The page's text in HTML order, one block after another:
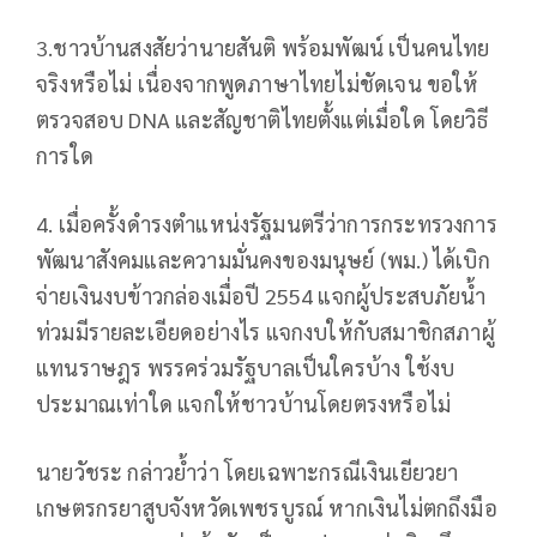
3.ชาวบ้านสงสัยว่านายสันติ พร้อมพัฒน์ เป็นคนไทย
จริงหรือไม่ เนื่องจากพูดภาษาไทยไม่ชัดเจน ขอให้
ตรวจสอบ DNA และสัญชาติไทยตั้งแต่เมื่อใด โดยวิธี
การใด
4. เมื่อครั้งดำรงตำแหน่งรัฐมนตรีว่าการกระทรวงการ
พัฒนาสังคมและความมั่นคงของมนุษย์ (พม.) ได้เบิก
จ่ายเงินงบข้าวกล่องเมื่อปี 2554 แจกผู้ประสบภัยน้ำ
ท่วมมีรายละเอียดอย่างไร แจกงบให้กับสมาชิกสภาผู้
แทนราษฎร พรรคร่วมรัฐบาลเป็นใครบ้าง ใช้งบ
ประมาณเท่าใด แจกให้ชาวบ้านโดยตรงหรือไม่
นายวัชระ กล่าวย้ำว่า โดยเฉพาะกรณีเงินเยียวยา
เกษตรกรยาสูบจังหวัดเพชรบูรณ์ หากเงินไม่ตกถึงมือ